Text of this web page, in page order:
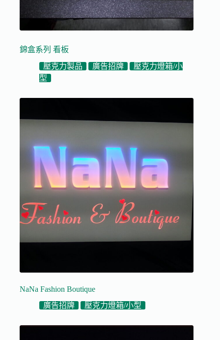
錦盒系列 看板
壓克力製品
廣告招牌
壓克力燈箱/小
型
NaNa Fashion Boutique
廣告招牌
壓克力燈箱/小型